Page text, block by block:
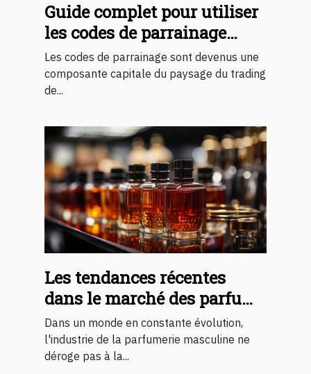
Guide complet pour utiliser
les codes de parrainage
dans le trading de
cryptomonnaies
Les codes de parrainage sont devenus une
composante capitale du paysage du trading
de...
Les tendances récentes
dans le marché des parfums
pour hommes et leur impact
économique
Dans un monde en constante évolution,
l'industrie de la parfumerie masculine ne
déroge pas à la...